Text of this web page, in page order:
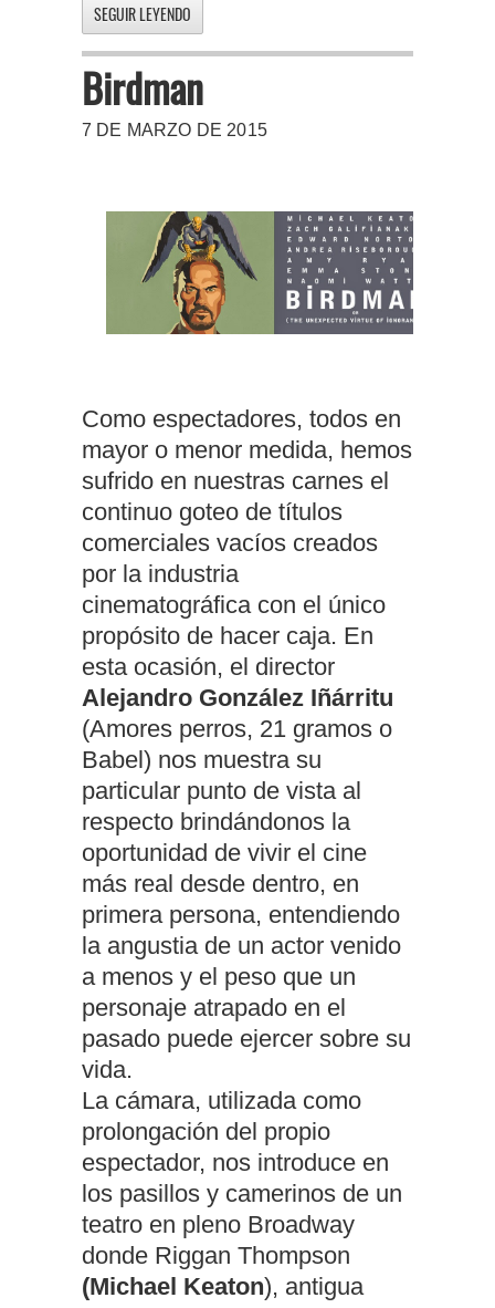
SEGUIR LEYENDO
Birdman
7 DE MARZO DE 2015
Como espectadores, todos en
mayor o menor medida, hemos
sufrido en nuestras carnes el
continuo goteo de títulos
comerciales vacíos creados
por la industria
cinematográfica con el único
propósito de hacer caja. En
esta ocasión, el director
Alejandro González Iñárritu
(Amores perros, 21 gramos o
Babel) nos muestra su
particular punto de vista al
respecto brindándonos la
oportunidad de vivir el cine
más real desde dentro, en
primera persona, entendiendo
la angustia de un actor venido
a menos y el peso que un
personaje atrapado en el
pasado puede ejercer sobre su
vida.
La cámara, utilizada como
prolongación del propio
espectador, nos introduce en
los pasillos y camerinos de un
teatro en pleno Broadway
donde Riggan Thompson
(Michael Keaton), antigua